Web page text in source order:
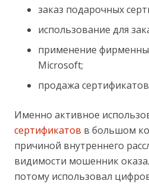
заказ подарочных
использование для
применение
Microsoft;
продажа
Именно активное
сертификатов в большом
причиной внутреннего
видимости мошенник
потому использовал